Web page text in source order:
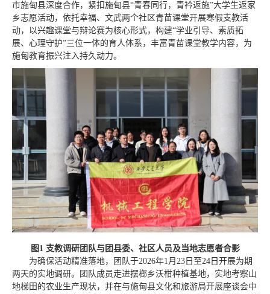
市施甸县深度合作，紧扣施甸县“青春同行，青衿返施”大学生返家
乡志愿活动，依托幸福、文武两个社区青苗课堂开展寒假支教活
动，以兴趣课堂与辩论赛为核心形式，构建“学业引导、素质拓
展、心理守护”三位一体的育人体系，丰富青苗课堂教学内容，为
施甸教育振兴注入持久动力。
图1 支教调研团队与团县委、社区人员及当地志愿者合影
为确保活动精准落地，团队于2026年1月23日至24日开展为期
两天的实地调研。团队成员走进摆榔乡沃柑种植基地，实地考察山
地梯田的农业生产现状，并在与施甸县文化和旅游局开展座谈会中